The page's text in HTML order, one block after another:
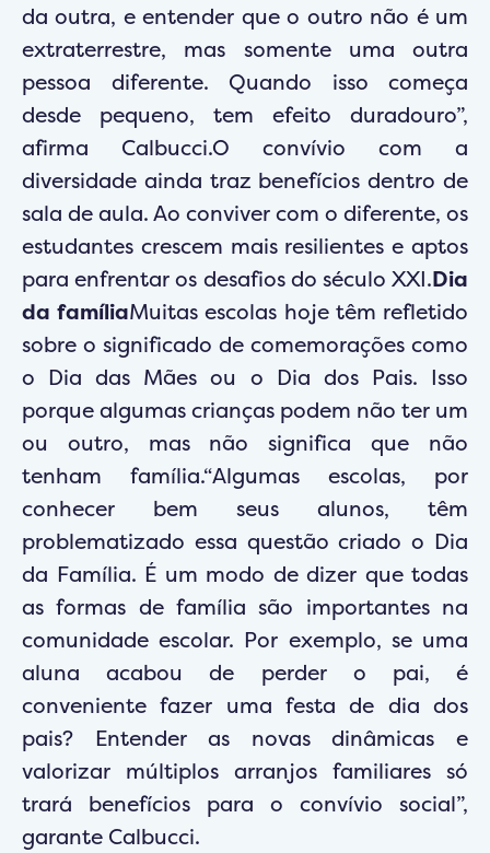
da outra, e entender que o outro não é um
extraterrestre, mas somente uma outra
pessoa diferente. Quando isso começa
desde pequeno, tem efeito duradouro”,
afirma Calbucci.O convívio com a
diversidade ainda traz benefícios dentro de
sala de aula. Ao conviver com o diferente, os
estudantes crescem mais resilientes e aptos
para enfrentar os desafios do século XXI.Dia
da famíliaMuitas escolas hoje têm refletido
sobre o significado de comemorações como
o Dia das Mães ou o Dia dos Pais. Isso
porque algumas crianças podem não ter um
ou outro, mas não significa que não
tenham família.“Algumas escolas, por
conhecer bem seus alunos, têm
problematizado essa questão criado o Dia
da Família. É um modo de dizer que todas
as formas de família são importantes na
comunidade escolar. Por exemplo, se uma
aluna acabou de perder o pai, é
conveniente fazer uma festa de dia dos
pais? Entender as novas dinâmicas e
valorizar múltiplos arranjos familiares só
trará benefícios para o convívio social”,
garante Calbucci.